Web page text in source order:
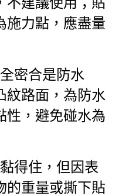
施力點，應盡量
密合是防水
紋路面，為防水
性，避免碰水為
得住，但因表
的重量或撕下貼